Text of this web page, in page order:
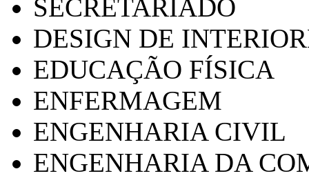
SECRETARIADO
DESIGN DE
EDUCAÇÃO FÍSICA
ENFERMAGEM
ENGENHARIA CIVIL
ENGENHARIA DA